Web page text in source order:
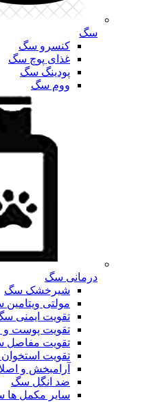
سگ
کنسرو سگ
غذای پوچ سگ
پودینگ سگ
ووم سگ
درمانی سگ
شیرخشک سگ
مولتی
تقویت ایمنی
تقویت پوست
تقویت مفاصل
تقویت
آرامبخش و
ضد انگل سگ
سایر مکمل ها